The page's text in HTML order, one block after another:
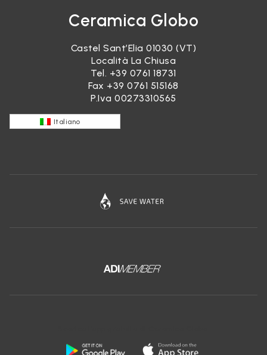
Ceramica Globo
Castel Sant’Elia 01030 (VT)
Località La Chiusa
Tel. +39 0761 18731
Fax +39 0761 515168
P.Iva 00273310565
Italiano